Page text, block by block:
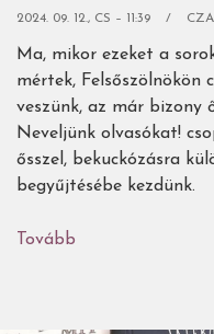
2024. 09. 12., CS – 11:39
Ma, mikor ezeket a
mértek, Felsőszölnökön
veszünk, az már bizony
Neveljünk olvasókat!
ősszel, bekuckózásra
begyűjtésébe kezdünk.
Tovább